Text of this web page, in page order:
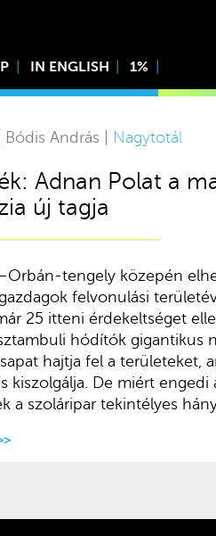
IN ENGLISH 1%
Bódis András | Nagytotál
Adnan Polat a
új tagja
tengely közepén
felvonulási
25 itteni érdekeltséget
hódítók gigantikus
hajtja fel a területeket,
kiszolgálja. De miért engedi
a szoláripar tekintélyes